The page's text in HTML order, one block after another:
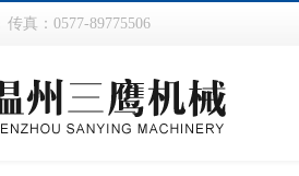
传真：0577-89775506